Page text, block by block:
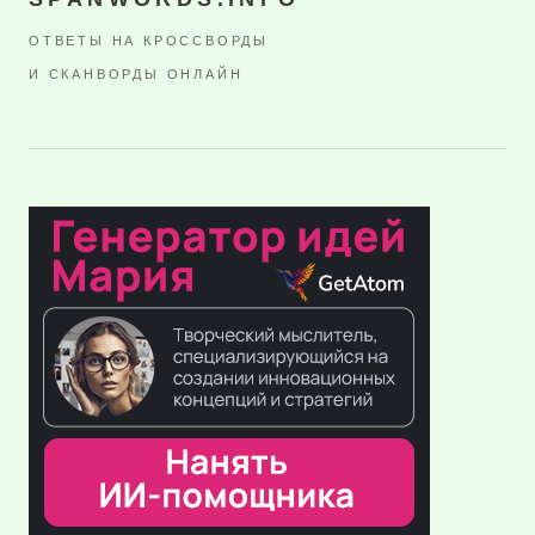
ОТВЕТЫ НА КРОССВОРДЫ
И СКАНВОРДЫ ОНЛАЙН